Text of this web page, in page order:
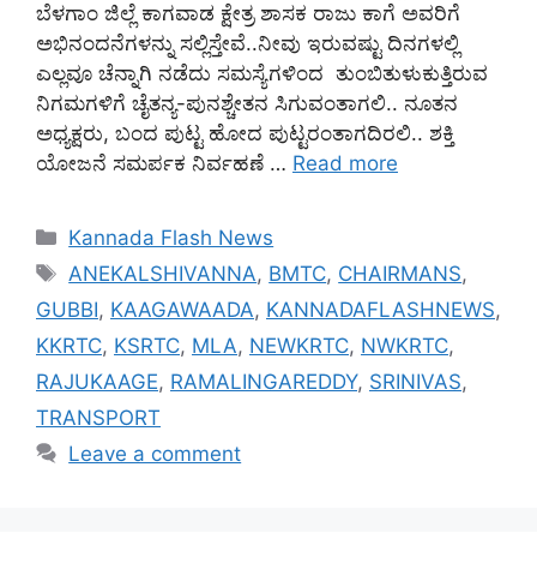
ಬೆಳಗಾಂ ಜಿಲ್ಲೆ ಕಾಗವಾಡ ಕ್ಷೇತ್ರ ಶಾಸಕ ರಾಜು ಕಾಗೆ ಅವರಿಗೆ
ಅಭಿನಂದನೆಗಳನ್ನು ಸಲ್ಲಿಸ್ತೇವೆ..ನೀವು ಇರುವಷ್ಟು ದಿನಗಳಲ್ಲಿ
ಎಲ್ಲವೂ ಚೆನ್ನಾಗಿ ನಡೆದು ಸಮಸ್ಯೆಗಳಿಂದ ತುಂಬಿತುಳುಕುತ್ತಿರುವ
ನಿಗಮಗಳಿಗೆ ಚೈತನ್ಯ-ಪುನಶ್ಚೇತನ ಸಿಗುವಂತಾಗಲಿ.. ನೂತನ
ಅಧ್ಯಕ್ಷರು, ಬಂದ ಪುಟ್ಟ ಹೋದ ಪುಟ್ಟರಂತಾಗದಿರಲಿ.. ಶಕ್ತಿ
ಯೋಜನೆ ಸಮರ್ಪಕ ನಿರ್ವಹಣೆ … Read more
Categories
Kannada Flash News
Tags
ANEKALSHIVANNA, BMTC, CHAIRMANS,
GUBBI, KAAGAWAADA, KANNADAFLASHNEWS,
KKRTC, KSRTC, MLA, NEWKRTC, NWKRTC,
RAJUKAAGE, RAMALINGAREDDY, SRINIVAS,
TRANSPORT
Leave a comment